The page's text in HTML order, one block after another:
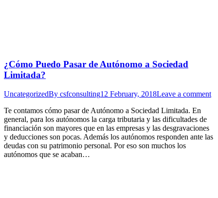
¿Cómo Puedo Pasar de Autónomo a Sociedad
Limitada?
UncategorizedBy csfconsulting12 February, 2018Leave a comment
Te contamos cómo pasar de Autónomo a Sociedad Limitada. En
general, para los autónomos la carga tributaria y las dificultades de
financiación son mayores que en las empresas y las desgravaciones
y deducciones son pocas. Además los autónomos responden ante las
deudas con su patrimonio personal. Por eso son muchos los
autónomos que se acaban…